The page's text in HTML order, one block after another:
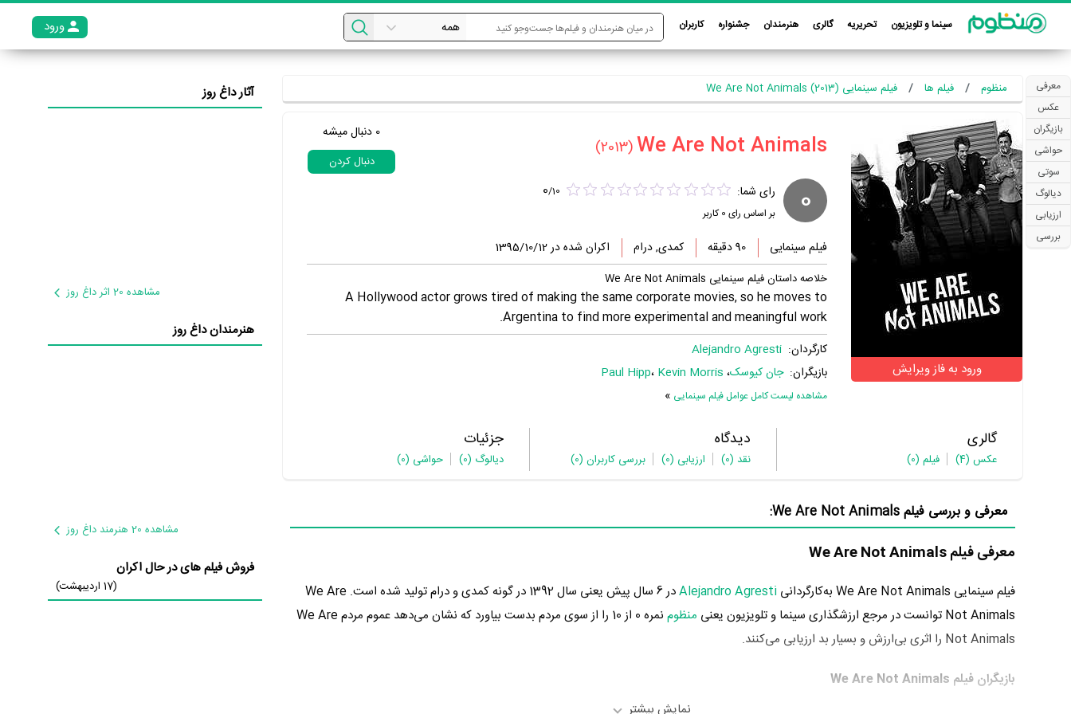
سینما و تلویزیون تحریریه گالری هنرمندان جشنواره کاربران ورود
معرفی
عکس
بازیگران
حواشی
سوتی
دیالوگ
ارزیابی
بررسی
منظوم فیلم ها فیلم سینمایی We Are Not Animals (2013)
ورود به فاز ویرایش
(2013)
0 دنبال میشه
دنبال کردن
0 رای شما: 0/10
بر اساس رای 0کاربر
فیلم سینمایی 90 دقیقه کمدی, درام اکران شده در 1395/10/12
خلاصه داستان فیلم سینمایی We Are Not Animals
A Hollywood actor grows tired of making the same corporate movies, so he moves to
Argentina to find more experimental and meaningful work.
کارگردان: Alejandro Agresti
بازیگران: جان کیوسک، Paul Hipp، Kevin Morris
مشاهده لیست کامل عوامل فیلم سینمایی »
گالری
عکس (4) فیلم (0)
دیدگاه
نقد (0) ارزیابی (0) بررسی کاربران (0)
جزئیات
دیالوگ (0) حواشی (0)
معرفی و بررسی فیلم We Are Not Animals:
معرفی فیلم We Are Not Animals
فیلم سینمایی We Are Not Animals به‌کارگردانی Alejandro Agresti
در 6 سال پیش یعنی سال 1392 در گونه کمدی و درام تولید شده است. We Are
Not Animals توانست در مرجع ارزشگذاری سینما و تلویزیون یعنی
منظوم
نمره 0 از 10 را از سوی مردم بدست بیاورد که نشان می‌دهد عموم مردم We Are
Not Animals را اثری بی‌ارزش و بسیار بد ارزیابی می‌کنند.
بازیگران فیلم We Are Not Animals
نمایش بیشتر
آثار داغ روز
مشاهده 20 اثر داغ روز
هنرمندان داغ روز
مشاهده 20 هنرمند داغ روز
فروش فیلم های در حال اکران
(17 اردیبهشت)